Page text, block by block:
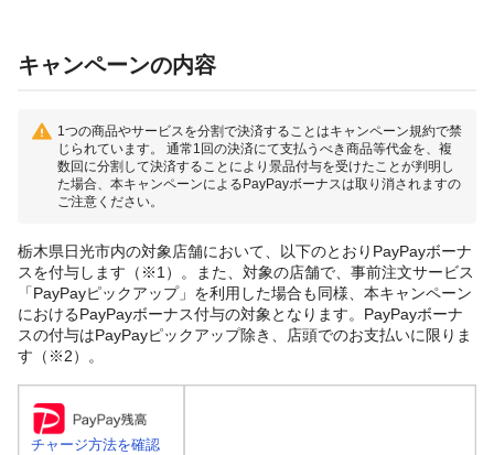
キャンペーンの内容
1つの商品やサービスを分割で決済することはキャンペーン規約で禁
じられています。 通常1回の決済にて支払うべき商品等代金を、複
数回に分割して決済することにより景品付与を受けたことが判明し
た場合、本キャンペーンによるPayPayボーナスは取り消されますの
ご注意ください。
栃木県日光市内の対象店舗において、以下のとおりPayPayボーナ
スを付与します（※1）。また、対象の店舗で、事前注文サービス
「PayPayピックアップ」を利用した場合も同様、本キャンペーン
におけるPayPayボーナス付与の対象となります。PayPayボーナ
スの付与はPayPayピックアップ除き、店頭でのお支払いに限りま
す（※2）。
チャージ方法を確認